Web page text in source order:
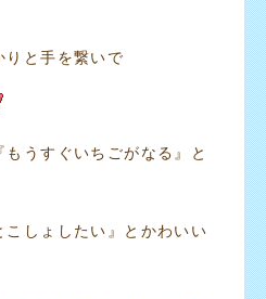
りと手を繋いで
うすぐいちごがなる』と
しょしたい』とかわいい